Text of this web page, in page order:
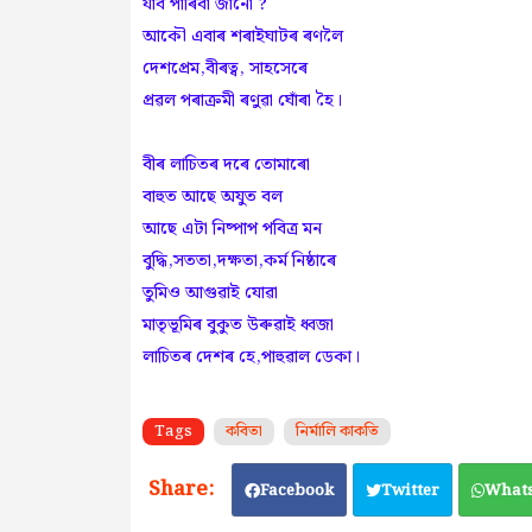
আকৌ এবাৰ শৰাইঘাটৰ ৰণলৈ
দেশপ্ৰেম,বীৰত্ব, সাহসেৰে
প্ৰৱল পৰাক্ৰমী ৰণুৱা ঘোঁৰা হৈ।
বীৰ লাচিতৰ দৰে তোমাৰো
বাহুত আছে অযুত বল
আছে এটা নিষ্পাপ পবিত্ৰ মন
বুদ্ধি,সততা,দক্ষতা,কৰ্ম নিষ্ঠাৰে
তুমিও আগুৱাই যোৱা
মাতৃভূমিৰ বুকুত উৰুৱাই ধ্বজা
লাচিতৰ দেশৰ হে,পাহুৱাল ডেকা।
Tags কবিতা নিৰ্মালি কাকতি
Facebook Twitter